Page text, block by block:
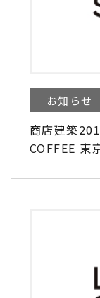
お知らせ
商店建築
COFFEE 東